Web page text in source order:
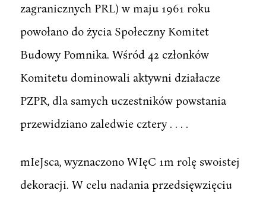
zagranicznych PRL) w maju 1961 roku
powołano do życia Społeczny Komitet
Budowy Pomnika. Wśród 42 członków
Komitetu dominowali aktywni działacze
PZPR, dla samych uczestników powstania
przewidziano zaledwie cztery . . . .
mIeJsca, wyznaczono WIęC 1m rolę swoistej
dekoracji. W celu nadania przedsięwzięciu